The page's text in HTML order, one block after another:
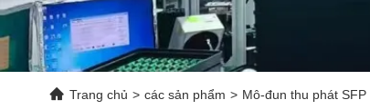
Trang chủ > các sản phẩm > Mô-đun thu phát SFP